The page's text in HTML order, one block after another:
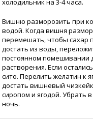
холодильник на 3-4 часа.
Вишню разморозить при
водой. Когда вишня
перемешать, чтобы сахар
достать из воды,
постоянном помешивании
растворения. Если
сито. Перелить желатин к
достать вишневый
сиропом и ягодой. Убрать
ночь.